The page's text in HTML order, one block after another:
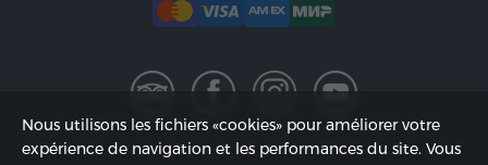
Nous utilisons les fichiers «cookies» pour améliorer votre
expérience de navigation et les performances du site. Vous